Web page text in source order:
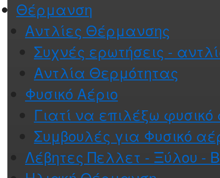
Θέρμανση
Αντλίες Θέρμανσης
Συχνές ερωτήσεις -
Αντλία Θερμότητας
Φυσικό Αέριο
Γιατί να επιλέξω φυσικό
Συμβουλές για Φυσικό
Λέβητες Πελλετ - Ξύλου -